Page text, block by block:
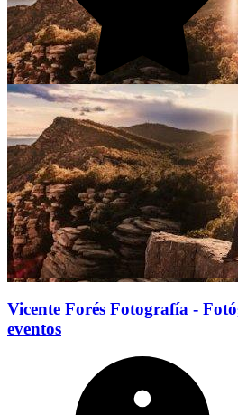
Vicente Forés Fotografía -
eventos